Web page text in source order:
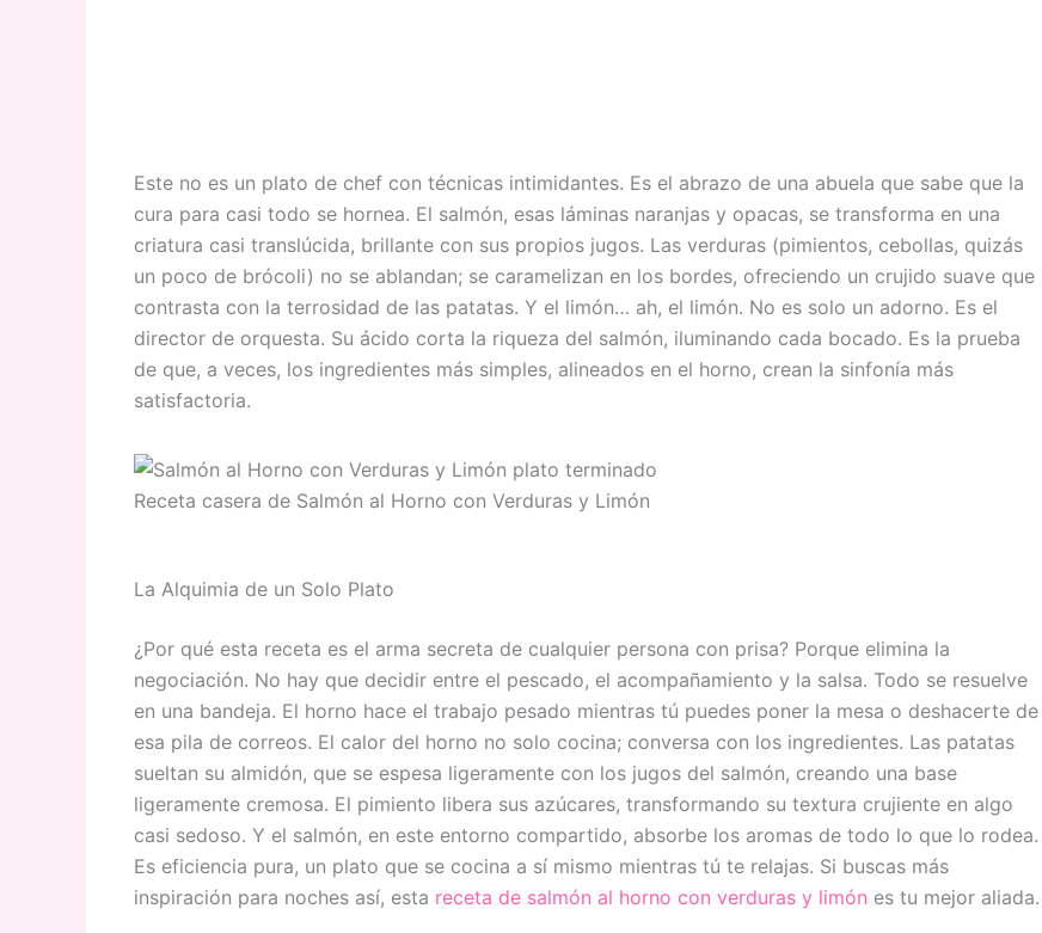
Este no es un plato de chef con técnicas intimidantes. Es el abrazo de una abuela que sabe que la
cura para casi todo se hornea. El salmón, esas láminas naranjas y opacas, se transforma en una
criatura casi translúcida, brillante con sus propios jugos. Las verduras (pimientos, cebollas, quizás
un poco de brócoli) no se ablandan; se caramelizan en los bordes, ofreciendo un crujido suave que
contrasta con la terrosidad de las patatas. Y el limón… ah, el limón. No es solo un adorno. Es el
director de orquesta. Su ácido corta la riqueza del salmón, iluminando cada bocado. Es la prueba
de que, a veces, los ingredientes más simples, alineados en el horno, crean la sinfonía más
satisfactoria.
Receta casera de Salmón al Horno con Verduras y Limón
La Alquimia de un Solo Plato
¿Por qué esta receta es el arma secreta de cualquier persona con prisa? Porque elimina la
negociación. No hay que decidir entre el pescado, el acompañamiento y la salsa. Todo se resuelve
en una bandeja. El horno hace el trabajo pesado mientras tú puedes poner la mesa o deshacerte de
esa pila de correos. El calor del horno no solo cocina; conversa con los ingredientes. Las patatas
sueltan su almidón, que se espesa ligeramente con los jugos del salmón, creando una base
ligeramente cremosa. El pimiento libera sus azúcares, transformando su textura crujiente en algo
casi sedoso. Y el salmón, en este entorno compartido, absorbe los aromas de todo lo que lo rodea.
Es eficiencia pura, un plato que se cocina a sí mismo mientras tú te relajas. Si buscas más
inspiración para noches así, esta receta de salmón al horno con verduras y limón es tu mejor aliada.